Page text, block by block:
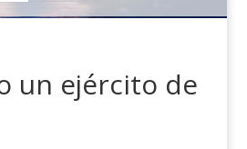
un ejército de